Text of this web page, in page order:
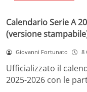
Calendario Serie A
(versione
Giovanni Fortunato 8
Ufficializzato il
2025-2026 con le